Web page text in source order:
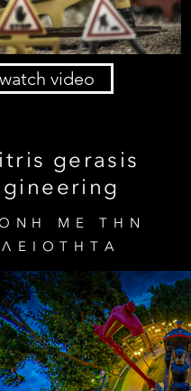
watch video
gerasis
ΜΕ ΤΗΝ